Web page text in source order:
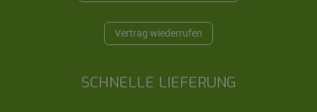
Vertrag wiederrufen
SCHNELLE LIEFERUNG